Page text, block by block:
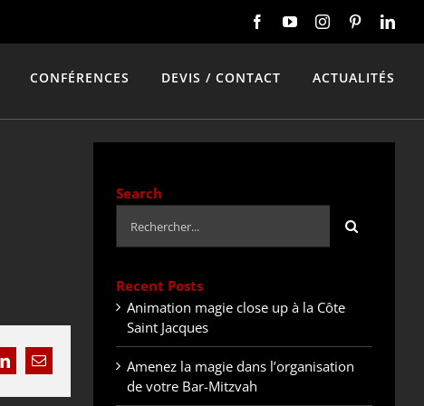
CONFÉRENCES DEVIS / CONTACT ACTUALITÉS
LinkedInEmail
Search
Recent Posts
Animation magie close up à la Côte
Saint Jacques
Amenez la magie dans l’organisation
de votre Bar-Mitzvah